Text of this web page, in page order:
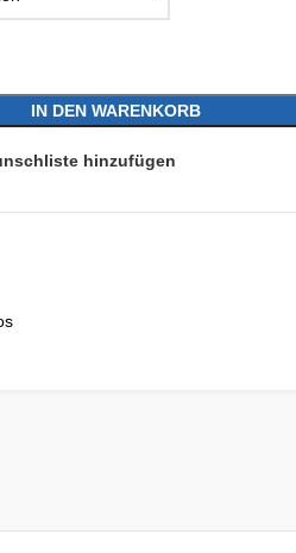
IN DEN WARENKORB
hinzufügen